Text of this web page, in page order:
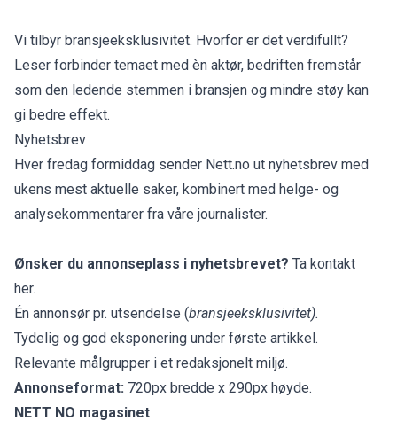
Vi tilbyr bransjeeksklusivitet. Hvorfor er det verdifullt?
Leser forbinder temaet med èn aktør, bedriften fremstår
som den ledende stemmen i bransjen og mindre støy kan
gi bedre effekt.
Nyhetsbrev
Hver fredag formiddag sender Nett.no ut nyhetsbrev med
ukens mest aktuelle saker, kombinert med helge- og
analysekommentarer fra våre journalister.
Ønsker du annonseplass i nyhetsbrevet? Ta kontakt
her.
Én annonsør pr. utsendelse (bransjeeksklusivitet).
Tydelig og god eksponering under første artikkel.
Relevante målgrupper i et redaksjonelt miljø.
Annonseformat: 720px bredde x 290px høyde.
NETT NO magasinet